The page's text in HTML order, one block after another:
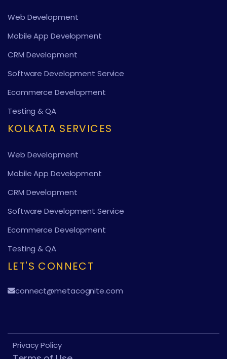
Web Development
Mobile App Development
CRM Development
Software Development Service
Ecommerce Development
Testing & QA
KOLKATA SERVICES
Web Development
Mobile App Development
CRM Development
Software Development Service
Ecommerce Development
Testing & QA
LET'S CONNECT
connect@metacognite.com
Privacy Policy